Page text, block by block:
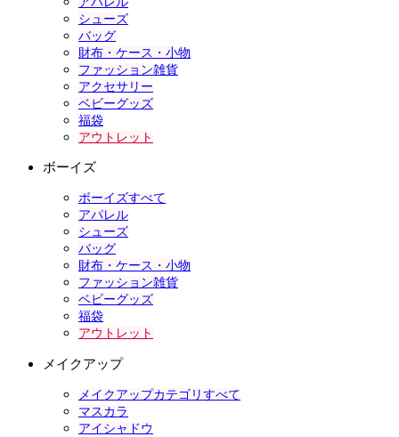
シューズ
バッグ
財布・ケース・小物
ファッション雑貨
アクセサリー
ベビーグッズ
福袋
アウトレット
ボーイズ
ボーイズすべて
アパレル
シューズ
バッグ
財布・ケース・小物
ファッション雑貨
ベビーグッズ
福袋
アウトレット
メイクアップ
メイクアップカテゴリすべて
マスカラ
アイシャドウ